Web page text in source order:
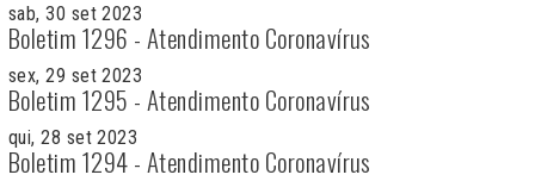
sab, 30 set 2023
Boletim 1296 - Atendimento Coronavírus
sex, 29 set 2023
Boletim 1295 - Atendimento Coronavírus
qui, 28 set 2023
Boletim 1294 - Atendimento Coronavírus